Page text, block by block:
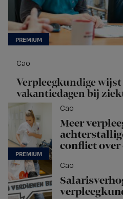
Cao
Verpleegkundige
vakantiedagen bij
Cao
Meer
conflict over
Cao